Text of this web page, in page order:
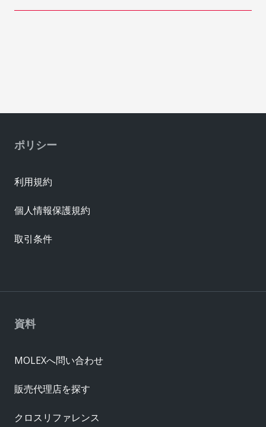
資料
MOLEXへ問い合わせ
販売代理店を探す
クロスリファレンス
ポリシー
利用規約
個人情報保護規約
取引条件